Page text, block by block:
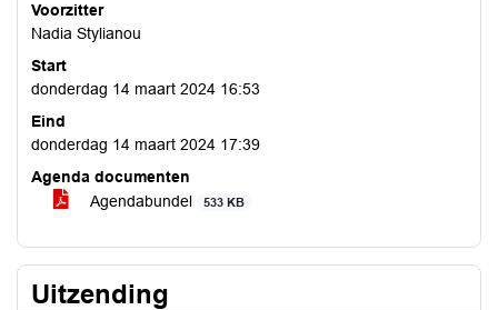
Voorzitter
Nadia Stylianou
Start
donderdag 14 maart 2024 16:53
Eind
donderdag 14 maart 2024 17:39
Agenda documenten
Agendabundel
533 KB
Uitzending